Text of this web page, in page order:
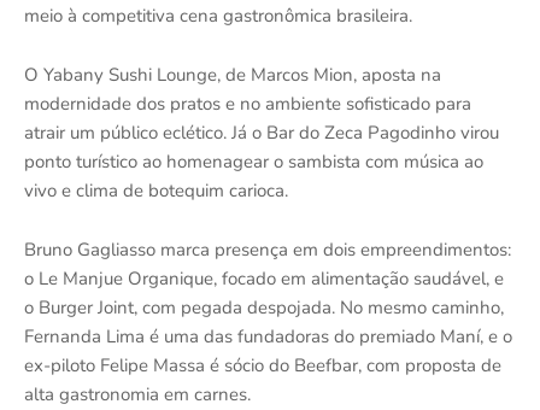
meio à competitiva cena gastronômica brasileira.
O Yabany Sushi Lounge, de Marcos Mion, aposta na
modernidade dos pratos e no ambiente sofisticado para
atrair um público eclético. Já o Bar do Zeca Pagodinho virou
ponto turístico ao homenagear o sambista com música ao
vivo e clima de botequim carioca.
Bruno Gagliasso marca presença em dois empreendimentos:
o Le Manjue Organique, focado em alimentação saudável, e
o Burger Joint, com pegada despojada. No mesmo caminho,
Fernanda Lima é uma das fundadoras do premiado Maní, e o
ex-piloto Felipe Massa é sócio do Beefbar, com proposta de
alta gastronomia em carnes.